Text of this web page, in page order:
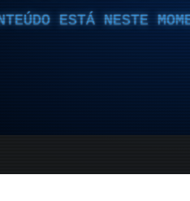
ESTÁ NESTE